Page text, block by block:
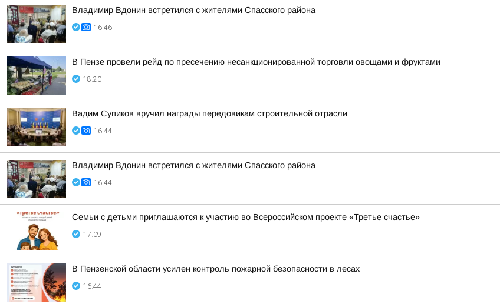
Владимир Вдонин встретился с жителями Спасского района
16:46
В Пензе провели рейд по пресечению несанкционированной торговли овощами и фруктами
18:20
Вадим Супиков вручил награды передовикам строительной отрасли
16:44
Владимир Вдонин встретился с жителями Спасского района
16:44
Семьи с детьми приглашаются к участию во Всероссийском проекте «Третье счастье»
17:09
В Пензенской области усилен контроль пожарной безопасности в лесах
16:44